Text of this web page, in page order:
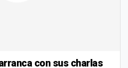
con sus charlas